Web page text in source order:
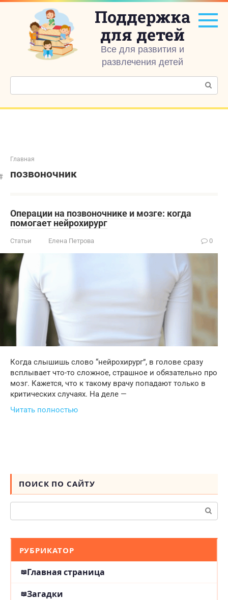
Перейти
контенту
Поддержка
для детей
Все для развития и
развлечения детей
Поиск:
Главная
позвоночник
Операции на позвоночнике и мозге: когда
помогает нейрохирург
Статьи Елена Петрова 0
Когда слышишь слово “нейрохирург”, в голове сразу
всплывает что-то сложное, страшное и обязательно про
мозг. Кажется, что к такому врачу попадают только в
критических случаях. На деле —
Читать полностью
ПОИСК ПО САЙТУ
Поиск:
РУБРИКАТОР
Главная страница
Загадки